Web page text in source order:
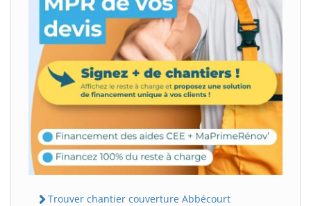
Trouver chantier couverture Abbécourt